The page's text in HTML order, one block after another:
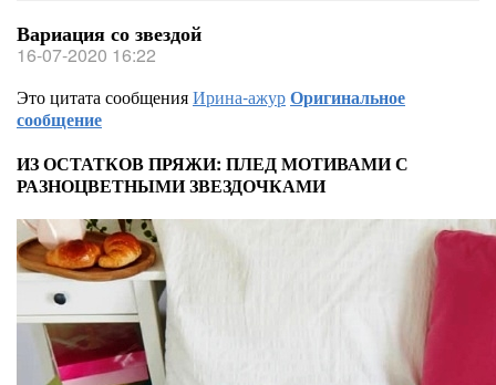
Вариация со звездой
16-07-2020 16:22
Это цитата сообщенияИрина-ажурОригинальное
сообщение
ИЗ ОСТАТКОВ ПРЯЖИ: ПЛЕД МОТИВАМИ С
РАЗНОЦВЕТНЫМИ ЗВЕЗДОЧКАМИ